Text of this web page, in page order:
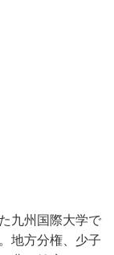
九州国際大学で
地方分権、少子